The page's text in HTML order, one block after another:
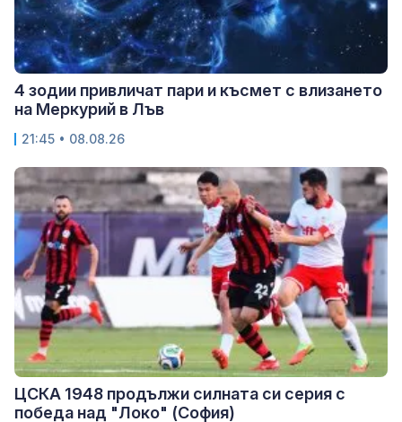
4 зодии привличат пари и късмет с влизането
на Меркурий в Лъв
21:45 • 08.08.26
ЦСКА 1948 продължи силната си серия с
победа над "Локо" (София)